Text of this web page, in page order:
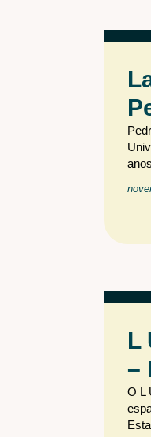
L
–
O L